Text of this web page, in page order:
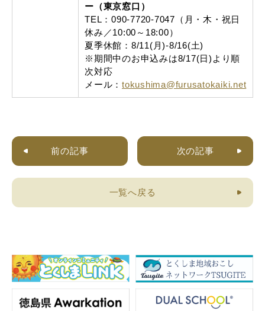
ー（東京窓口）
TEL：090-7720-7047（月・木・祝日
休み／10:00～18:00）
夏季休館：8/11(月)-8/16(土)
※期間中のお申込みは8/17(日)より順
次対応
メール： tokushima@furusatokaiki.net
前の記事 次の記事
一覧へ戻る